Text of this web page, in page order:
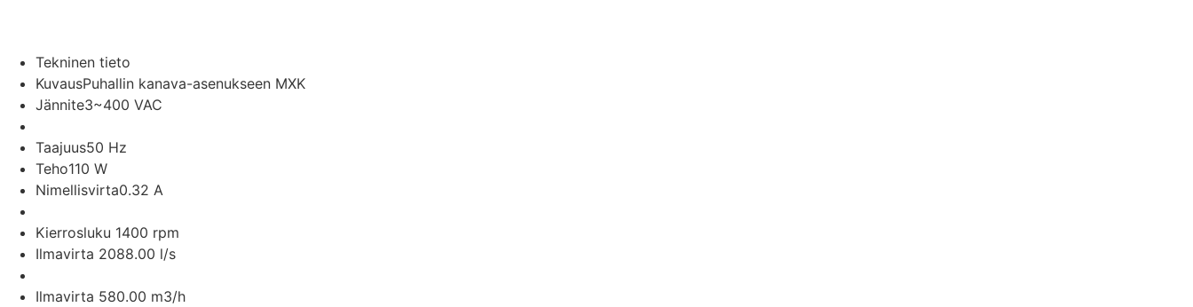
Tekninen tieto
KuvausPuhallin kanava-asenukseen MXK
Jännite3~400 VAC
Taajuus50 Hz
Teho110 W
Nimellisvirta0.32 A
Kierrosluku 1400 rpm
Ilmavirta 2088.00 l/s
Ilmavirta 580.00 m3/h